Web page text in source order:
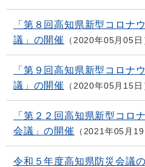
「第８回高知県新型コロナ
議」の開催
2020年05月05日
「第９回高知県新型コロナ
議」の開催
2020年05月15日
「第２２回高知県新型コロ
会議」の開催
2021年05月19
令和５年度高知県防災会議